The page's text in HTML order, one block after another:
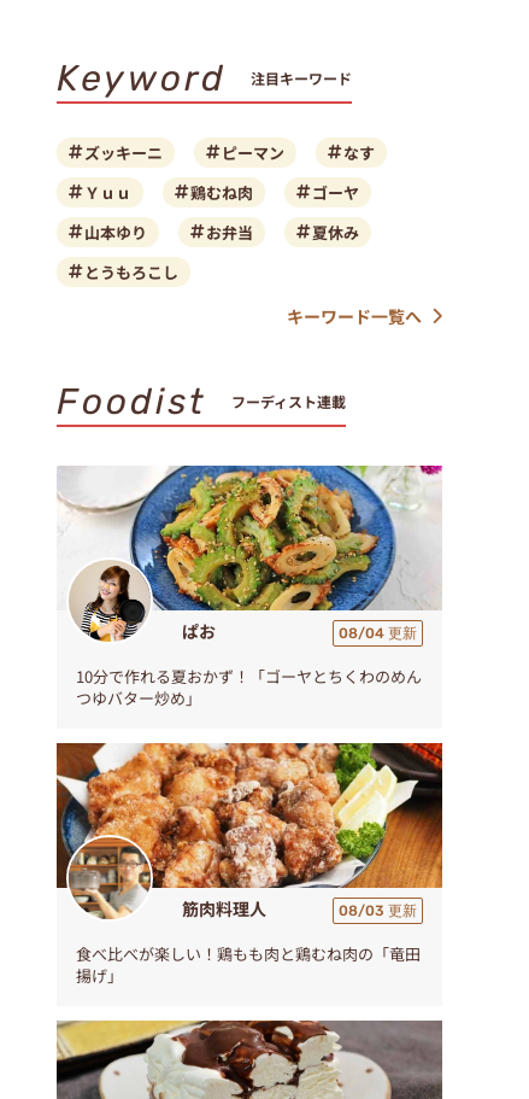
Keyword 注目キーワード
ズッキーニ ピーマン
なす
Ｙｕｕ
鶏むね肉
ゴーヤ
山本ゆり
お弁当
夏休み
とうもろこし
キーワード一覧へ
Foodist フーディスト連載
ぱお 08/04 更新
10分で作れる夏おかず！「ゴーヤとちくわのめん
つゆバター炒め」
筋肉料理人 08/03 更新
食べ比べが楽しい！鶏もも肉と鶏むね肉の「竜田
揚げ」